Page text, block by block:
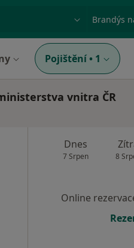
nebo příjmení Město
Pojištění • 1
vnitra ČR
Dnes
7 Srpen 8
Online